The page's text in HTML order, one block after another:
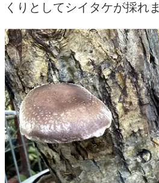
くりとしてシイタケが採れ